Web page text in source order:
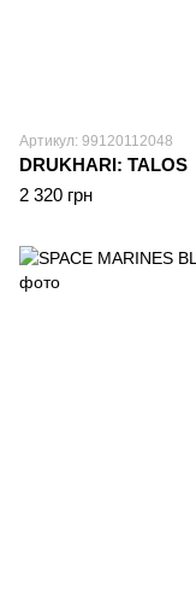
Артикул: 99120112048
DRUKHARI: TALOS
2 320 грн